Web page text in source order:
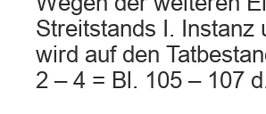
Streitstands I. Instanz
wird auf den
2 – 4 = Bl. 105 – 107